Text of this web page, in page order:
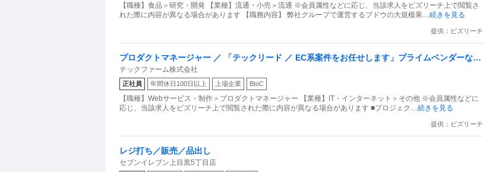
【職種】食品＞研究・開発 【業種】流通・小売＞流通 ※会員属性などに応じ、当該求人をビズリーチ上で閲覧さ
れた際に内容が異なる場合があります 【職務内容】 弊社グループで運営するブドウの大規模果…続きを見る
提供：ビズリーチ
プロダクトマネージャー ／ 「テックリード ／ EC系案件をお任せします」プライムベンダーなの
で技術選定から行えます！／東証グロース上場／残業月平均20時間／フレックス／本社にて開発
／最上流からプロジェクトに参画
テックファーム株式会社
正社員 年間休日100日以上 上場企業 BtoC
【職種】Webサービス・制作＞プロダクトマネージャー 【業種】IT・インターネット＞その他 ※会員属性などに
応じ、当該求人をビズリーチ上で閲覧された際に内容が異なる場合があります ■プロジェク …続きを見る
提供：ビズリーチ
レジ打ち／販売／品出し
セブンイレブン上目黒5丁目店